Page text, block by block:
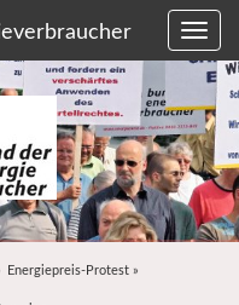
Energiepreis-Protest »